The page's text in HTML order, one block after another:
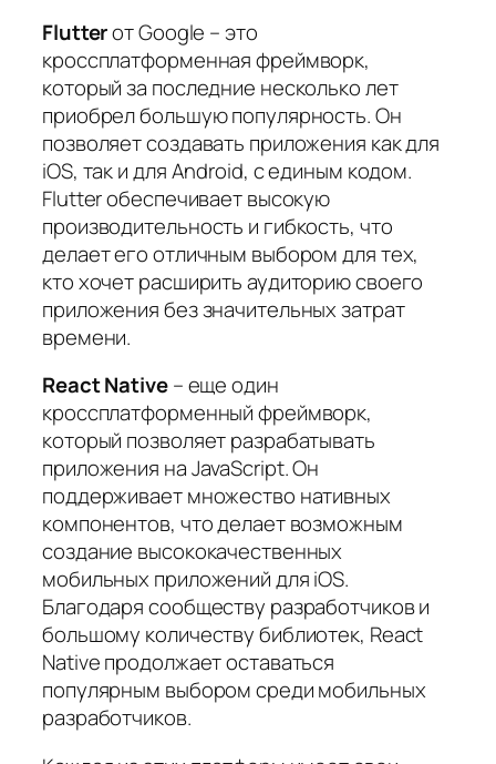
Flutterот Google – это
кроссплатформенная фреймворк,
который за последние несколько лет
приобрел большую популярность. Он
позволяет создавать приложения как для
iOS, так и для Android, с единым кодом.
Flutter обеспечивает высокую
производительность и гибкость, что
делает его отличным выбором для тех,
кто хочет расширить аудиторию своего
приложения без значительных затрат
времени.
React Native– еще один
кроссплатформенный фреймворк,
который позволяет разрабатывать
приложения на JavaScript. Он
поддерживает множество нативных
компонентов, что делает возможным
создание высококачественных
мобильных приложений для iOS.
Благодаря сообществу разработчиков и
большому количеству библиотек, React
Native продолжает оставаться
популярным выбором среди мобильных
разработчиков.